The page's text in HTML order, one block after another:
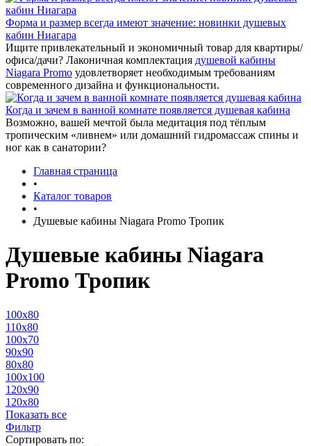
Форма и размер всегда имеют значение: новинки душевых
кабин Ниагара
Ищите привлекательный и экономичный товар для квартиры/
офиса/дачи? Лаконичная комплектация душевой кабины
Niagara Promo удовлетворяет необходимым требованиям
современного дизайна и функциональности.
Когда и зачем в ванной комнате появляется душевая кабина
Возможно, вашей мечтой была медитация под тёплым
тропическим «ливнем» или домашний гидромассаж спины и
ног как в санатории?
Главная страница
•
Каталог товаров
•
Душевые кабины Niagara Promo Тропик
Душевые кабины Niagara
Promo Тропик
100x80
110x80
100x70
90x90
80x80
100x100
120x90
120x80
Показать все
Фильтр
Сортировать по: